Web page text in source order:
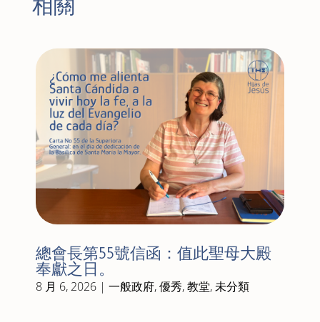
相關
總會長第55號信函：值此聖母大殿
奉獻之日。
8 月 6, 2026| 一般政府,優秀,教堂,未分類